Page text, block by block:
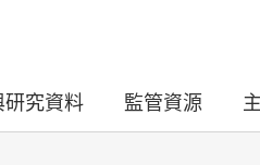
研究資料 監管資源